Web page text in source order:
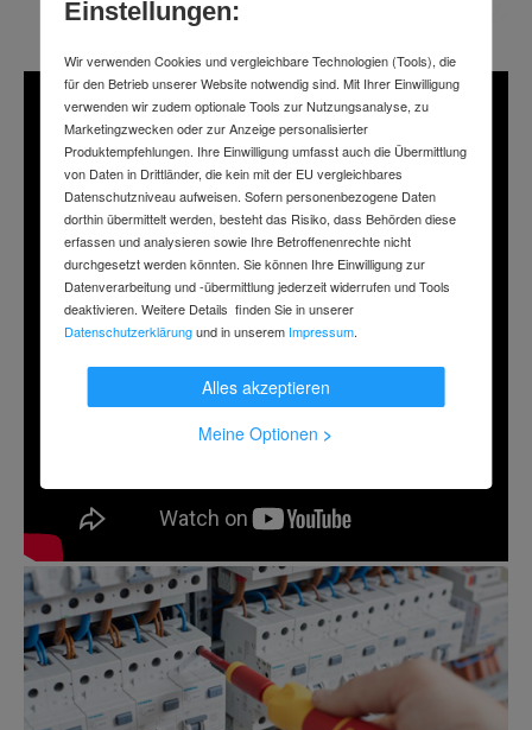
Einstellungen:
Wir verwenden Cookies und vergleichbare Technologien (Tools), die
für den Betrieb unserer Website notwendig sind. Mit Ihrer Einwilligung
verwenden wir zudem optionale Tools zur Nutzungsanalyse, zu
Marketingzwecken oder zur Anzeige personalisierter
Produktempfehlungen. Ihre Einwilligung umfasst auch die Übermittlung
von Daten in Drittländer, die kein mit der EU vergleichbares
Datenschutzniveau aufweisen. Sofern personenbezogene Daten
dorthin übermittelt werden, besteht das Risiko, dass Behörden diese
erfassen und analysieren sowie Ihre Betroffenenrechte nicht
durchgesetzt werden könnten. Sie können Ihre Einwilligung zur
Datenverarbeitung und -übermittlung jederzeit widerrufen und Tools
deaktivieren. Weitere Details finden Sie in unserer
Datenschutzerklärungund in unserem Impressum.
Alles akzeptieren
Meine Optionen >